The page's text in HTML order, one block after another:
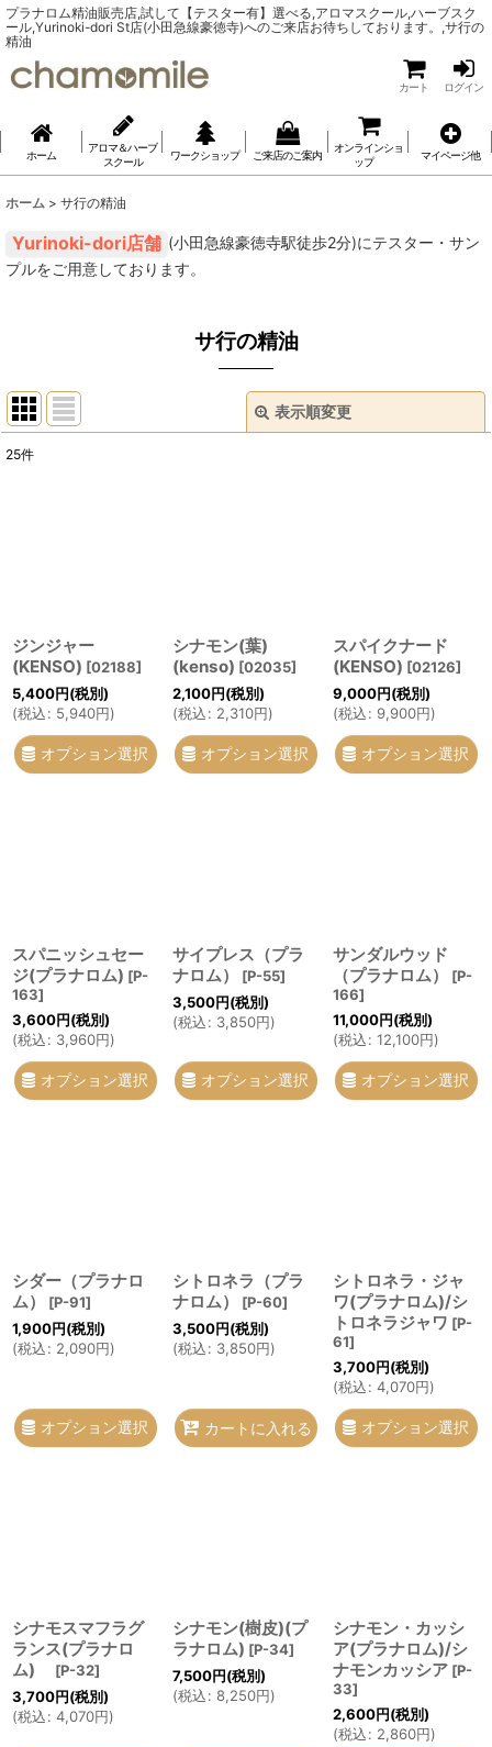
プラナロム精油販売店,試して【テスター有】選べる,アロマスクール,ハーブスク
ール,Yurinoki-dori St店(小田急線豪徳寺)へのご来店お待ちしております。,サ行の
精油
カート ログイン
ホーム
アロマ＆ハーブ
スクール
ワークショップ ご来店のご案内
オンラインショ
ップ
マイページ他
ホーム > サ行の精油
(小田急線豪徳寺駅徒歩2分)にテスター・サン
プルをご用意しております。
サ行の精油
表示順変更
絞り込む
25件
ジンジャー
(KENSO) [02188]
5,400円(税別)
(税込: 5,940円)
オプション選択
シナモン(葉)
(kenso) [02035]
2,100円(税別)
(税込: 2,310円)
オプション選択
スパイクナード
(KENSO) [02126]
9,000円(税別)
(税込: 9,900円)
オプション選択
スパニッシュセー
ジ(プラナロム) [P-
163]
3,600円(税別)
(税込: 3,960円)
オプション選択
サイプレス（プラ
ナロム）
[P-55]
3,500円(税別)
(税込: 3,850円)
オプション選択
サンダルウッド
（プラナロム）
[P-
166]
11,000円(税別)
(税込: 12,100円)
オプション選択
シダー（プラナロ
ム）
[P-91]
1,900円(税別)
(税込: 2,090円)
オプション選択
シトロネラ（プラ
ナロム）
[P-60]
3,500円(税別)
(税込: 3,850円)
カートに入れる
シトロネラ・ジャ
ワ(プラナロム)/シ
トロネラジャワ [P-
61]
3,700円(税別)
(税込: 4,070円)
オプション選択
シナモスマフラグ
ランス(プラナロ
ム)
[P-32]
3,700円(税別)
(税込: 4,070円)
シナモン(樹皮)(プ
ラナロム) [P-34]
7,500円(税別)
(税込: 8,250円)
シナモン・カッシ
ア(プラナロム)/シ
ナモンカッシア [P-
33]
2,600円(税別)
(税込: 2,860円)